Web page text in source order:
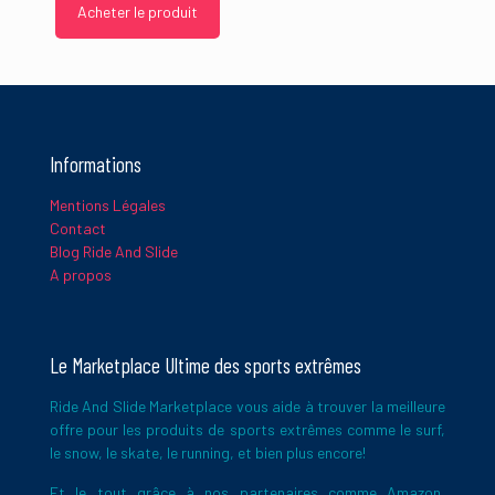
mail*
Ce site utilise Akismet pour réduire les indésirables.
Acheter le produit
Informations
Mentions Légales
Contact
Blog Ride And Slide
A propos
Le Marketplace Ultime des sports extrêmes
Ride And Slide Marketplace vous aide à trouver la meilleure
offre pour les produits de sports extrêmes comme le surf,
le snow, le skate, le running, et bien plus encore!